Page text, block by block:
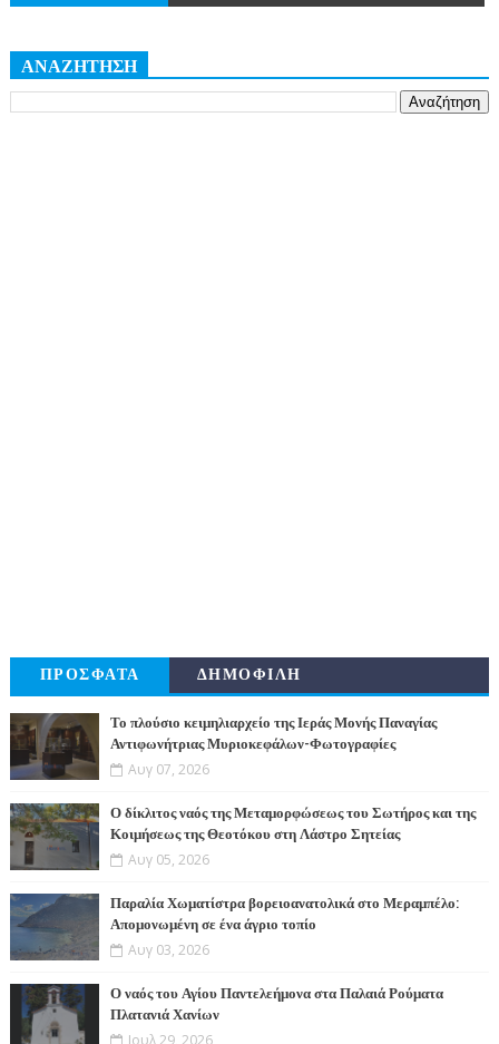
ΑΝΑΖΗΤΗΣΗ
ΠΡΟΣΦΑΤΑ ΔΗΜΟΦΙΛΗ
Το πλούσιο κειμηλιαρχείο της Ιεράς Μονής Παναγίας
Αντιφωνήτριας Μυριοκεφάλων-Φωτογραφίες
Αυγ 07, 2026
Ο δίκλιτος ναός της Μεταμορφώσεως του Σωτήρος και της
Κοιμήσεως της Θεοτόκου στη Λάστρο Σητείας
Αυγ 05, 2026
Παραλία Χωματίστρα βορειοανατολικά στο Μεραμπέλο:
Απομονωμένη σε ένα άγριο τοπίο
Αυγ 03, 2026
Ο ναός του Αγίου Παντελεήμονα στα Παλαιά Ρούματα
Πλατανιά Χανίων
Ιουλ 29, 2026